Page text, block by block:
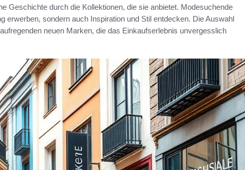
Geschichte durch die Kollektionen, die sie anbietet. Modesuchende
erwerben, sondern auch Inspiration und Stil entdecken. Die Auswahl
neuen Marken, die das Einkaufserlebnis unvergesslich